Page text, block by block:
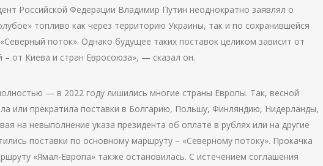
Российской Федерации Владимир Путин неоднократно заявлял о
топливо как через территорию Украины, так и по сохранившейся
поток». Однако будущее таких поставок целиком зависит от
– от Киева и стран Евросоюза», — сказал он.
— в 2022 году лишились многие страны Европы. Так, весной
или прекратила поставки в Болгарию, Польшу, Финляндию, Нидерланды,
на невыполнение указа президента об оплате в рублях или на другие
поставки по основному маршруту – «Северному потоку». Прокачка
«Ямал-Европа» также остановилась. С истечением соглашения